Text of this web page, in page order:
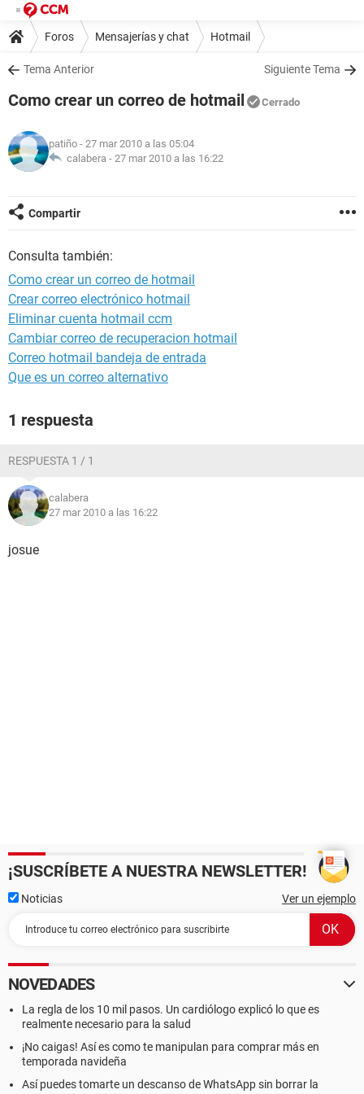
Foros Mensajerías y chat Hotmail
Tema Anterior Siguiente Tema
Como crear un correo de hotmail Cerrado
patiño - 27 mar 2010 a las 05:04
calabera - 27 mar 2010 a las 16:22
Compartir
Consulta también:
Como crear un correo de hotmail
Crear correo electrónico hotmail
Eliminar cuenta hotmail ccm
Cambiar correo de recuperacion hotmail
Correo hotmail bandeja de entrada
Que es un correo alternativo
1 respuesta
RESPUESTA 1 / 1
calabera
27 mar 2010 a las 16:22
josue
¡SUSCRÍBETE A NUESTRA NEWSLETTER!
Noticias Ver un ejemplo
NOVEDADES
La regla de los 10 mil pasos. Un cardiólogo explicó lo que es
realmente necesario para la salud
¡No caigas! Así es como te manipulan para comprar más en
temporada navideña
Así puedes tomarte un descanso de WhatsApp sin borrar la